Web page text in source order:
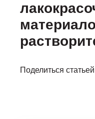
Поделиться статьей